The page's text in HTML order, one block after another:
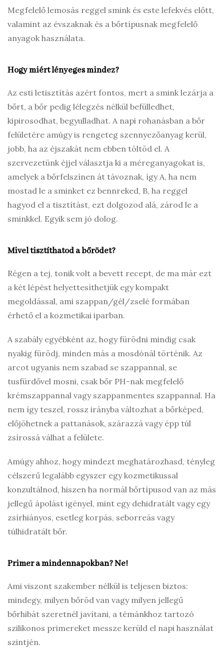
Megfelelő lemosás reggel smink és este lefekvés előtt,
valamint az évszaknak és a bőrtípusnak megfelelő
anyagok használata.
Hogy miért lényeges mindez?
Az esti letisztítás azért fontos, mert a smink lezárja a
bőrt, a bőr pedig lélegzés nélkül befülledhet,
kipirosodhat, begyulladhat. A napi rohanásban a bőr
felületére amúgy is rengeteg szennyezőanyag kerül,
jobb, ha az éjszakát nem ebben töltöd el. A
szervezetünk éjjel választja ki a méreganyagokat is,
amelyek a bőrfelszínen át távoznak, így A, ha nem
mostad le a sminket ez bennreked, B, ha reggel
hagyod el a tisztítást, ezt dolgozod alá, zárod le a
sminkkel. Egyik sem jó dolog.
Mivel tisztíthatod a bőrödet?
Régen a tej, tonik volt a bevett recept, de ma már ezt
a két lépést helyettesíthetjük egy kompakt
megoldással, ami szappan/gél/zselé formában
érhető el a kozmetikai iparban.
A szabály egyébként az, hogy fürödni mindig csak
nyakig fürödj, minden más a mosdónál történik. Az
arcot ugyanis nem szabad se szappannal, se
tusfürdővel mosni, csak bőr PH-nak megfelelő
krémszappannal vagy szappanmentes szappannal. Ha
nem így teszel, rossz irányba változhat a bőrképed,
előjöhetnek a pattanások, szárazzá vagy épp túl
zsírossá válhat a felülete.
Amúgy ahhoz, hogy mindezt meghatározhasd, tényleg
célszerű legalább egyszer egy kozmetikussal
konzultálnod, hiszen ha normál bőrtípusod van az más
jellegű ápolást igényel, mint egy dehidratált vagy egy
zsírhiányos, esetleg korpás, seborreás vagy
túlhidratált bőr.
Primer a mindennapokban? Ne!
Ami viszont szakember nélkül is teljesen biztos:
mindegy, milyen bőröd van vagy milyen jellegű
bőrhibát szeretnél javítani, a témánkhoz tartozó
szilikonos primereket messze kerüld el napi használat
szintjén.